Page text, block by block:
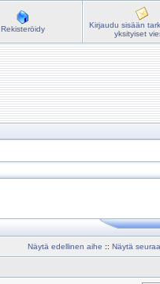
Rekisteröidy
Kirjaudu sisään
yksityiset
Näytä edellinen aihe :: Näytä